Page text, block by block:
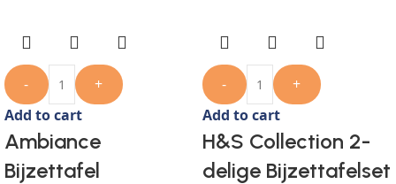
-
+
Add to cart
Ambiance
Bijzettafel
-
+
Add to cart
H&S Collection 2-
delige Bijzettafelset